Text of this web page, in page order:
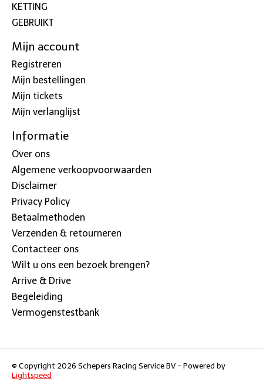
KETTING
GEBRUIKT
Mijn account
Registreren
Mijn bestellingen
Mijn tickets
Mijn verlanglijst
Informatie
Over ons
Algemene verkoopvoorwaarden
Disclaimer
Privacy Policy
Betaalmethoden
Verzenden & retourneren
Contacteer ons
Wilt u ons een bezoek brengen?
Arrive & Drive
Begeleiding
Vermogenstestbank
© Copyright 2026 Schepers Racing Service BV - Powered by
Lightspeed